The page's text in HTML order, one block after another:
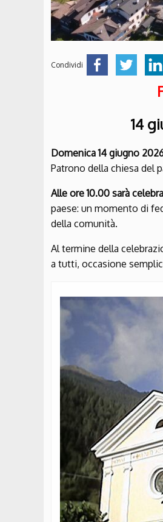
Condividi
14
Domenica 14 giugno
Patrono della chiesa del
Alle ore 10.00 sarà
paese: un momento di
della comunità.
Al termine della
a tutti, occasione